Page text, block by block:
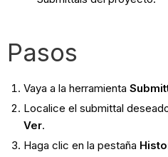
Pasos
Vaya a la herramienta
Localice el submittal
Ver.
Haga clic en la pestaña